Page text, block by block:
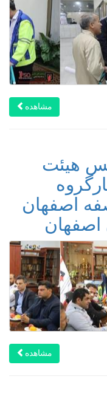
مشاهده
هیئت
اصفهان
اصفهان
مشاهده